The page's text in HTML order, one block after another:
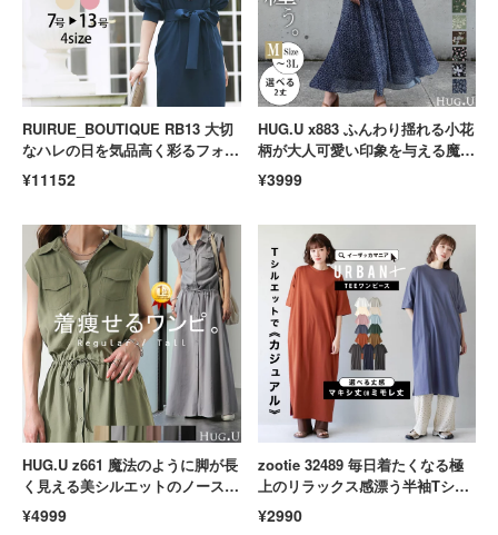
RUIRUE_BOUTIQUE RB13 大切
なハレの日を気品高く彩るフォー
マルタイトワンピース パーティ
ードレス お呼ばれ
¥11152
HUG.U x883 ふんわり揺れる小花
柄が大人可愛い印象を与える魔法
の一着 シフォンワンピース 着痩
せ 裏起毛
¥3999
HUG.U z661 魔法のように脚が長
く見える美シルエットのノースリ
ーブシャツワンピース Aライン
きれいめ ロング丈
¥4999
zootie 32489 毎日着たくなる極
上のリラックス感漂う半袖Tシャ
ツワンピース ゆったり マキシ丈
クルーネック
¥2990